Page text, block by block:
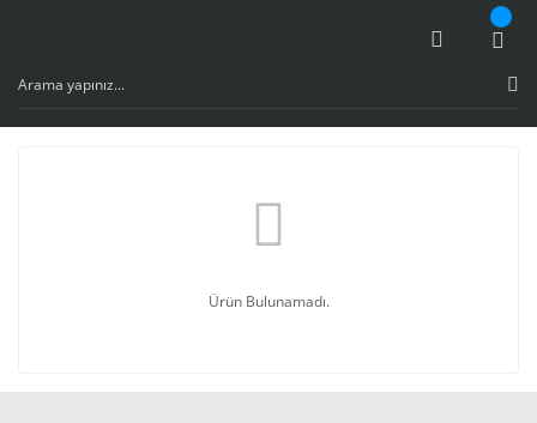
Ürün Bulunamadı.